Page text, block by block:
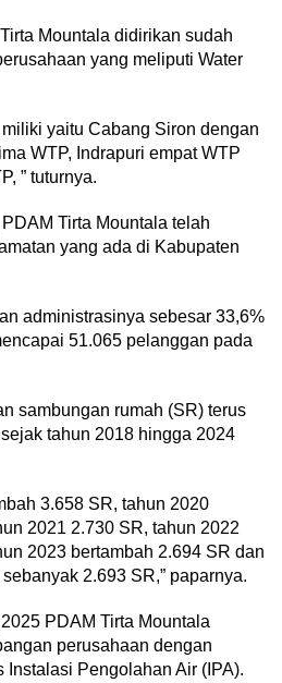
Mountala didirikan sudah
yang meliputi Water
yaitu Cabang Siron dengan
WTP, Indrapuri empat WTP
” tuturnya.
Tirta Mountala telah
yang ada di Kabupaten
administrasinya sebesar 33,6%
51.065 pelanggan pada
sambungan rumah (SR) terus
tahun 2018 hingga 2024
3.658 SR, tahun 2020
2021 2.730 SR, tahun 2022
2023 bertambah 2.694 SR dan
2.693 SR,” paparnya.
PDAM Tirta Mountala
perusahaan dengan
Instalasi Pengolahan Air (IPA).